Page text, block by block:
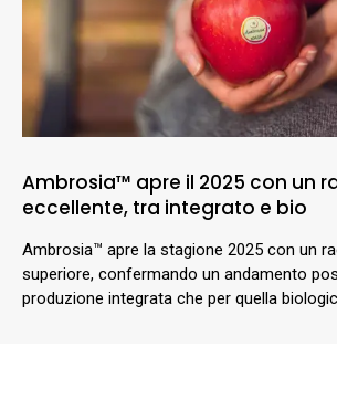
Ambrosia™ apre il 2025 con un
eccellente, tra integrato e bio
Ambrosia™ apre la stagione 2025 con un
superiore, confermando un andamento
produzione integrata che per quella